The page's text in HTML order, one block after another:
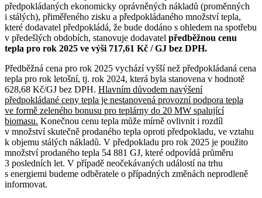
předpokládaných ekonomicky oprávněných nákladů (proměnných
i stálých), přiměřeného zisku a předpokládaného množství tepla,
které dodavatel předpokládá, že bude dodáno s ohledem na spotřebu
v předešlých obdobích, stanovuje dodavatel předběžnou cenu
tepla pro rok 2025 ve výši 717,61 Kč / GJ bez DPH.
Předběžná cena pro rok 2025 vychází vyšší než předpokládaná cena
tepla pro rok letošní, tj. rok 2024, která byla stanovena v hodnotě
628,68 Kč/GJ bez DPH. Hlavním důvodem navýšení
předpokládané ceny tepla je nestanovená provozní podpora tepla
ve formě zeleného bonusu pro teplárny do 20 MW spalující
biomasu. Konečnou cenu tepla může mírně ovlivnit i rozdíl
v množství skutečně prodaného tepla oproti předpokladu, ve vztahu
k objemu stálých nákladů. V předpokladu pro rok 2025 je použito
množství prodaného tepla 54 881 GJ, které odpovídá průměru
3 posledních let. V případě neočekávaných událostí na trhu
s energiemi budeme odběratele o případných změnách neprodleně
informovat.